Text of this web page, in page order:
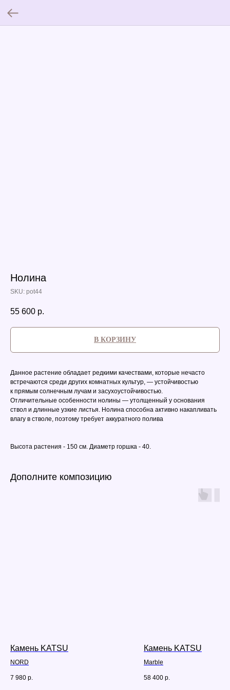
Нолина
SKU: pot44
55 600 р.
В КОРЗИНУ
Данное растение обладает редкими качествами, которые нечасто
встречаются среди других комнатных культур, — устойчивостью
к прямым солнечным лучам и засухоустойчивостью.
Отличительные особенности нолины — утолщенный у основания
ствол и длинные узкие листья. Нолина способна активно накапливать
влагу в стволе, поэтому требует аккуратного полива
Высота растения - 150 см. Диаметр горшка - 40.
Дополните композицию
Камень KATSU
NORD
7 980 р.
Камень KATSU
Marble
58 400 р.